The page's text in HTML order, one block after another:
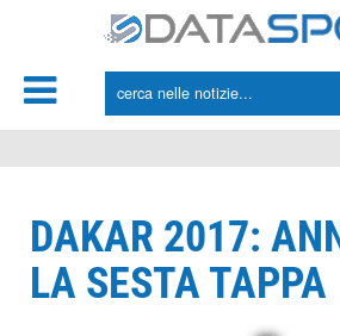
DAKAR 2017:
LA SESTA TAPPA